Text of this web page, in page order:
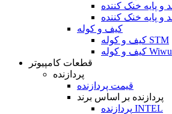
کیف و کوله
کیف و کوله STM
کیف و کوله Wiwu
قطعات کامپیوتر
پردازنده
قیمت پردازنده
پردازنده بر اساس برند
پردازنده INTEL